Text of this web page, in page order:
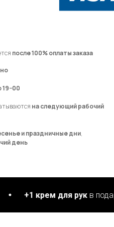
после 100% оплаты заказа
на следующий рабочий
и праздничные дни,
день
крем для рукв подарок при